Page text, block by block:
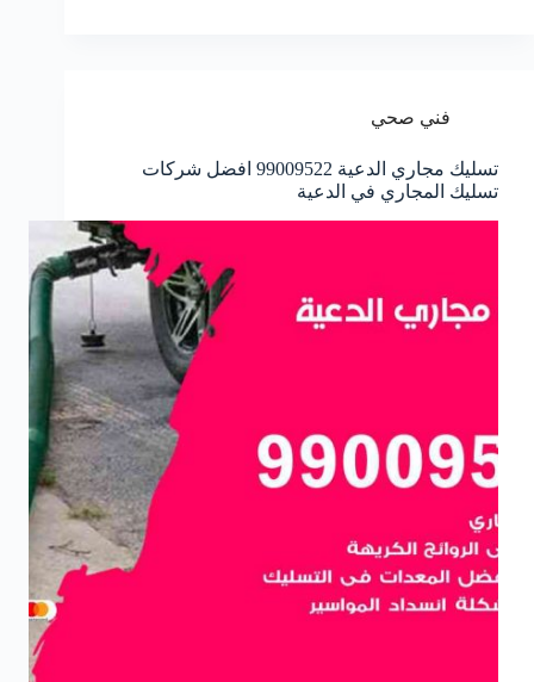
فني صحي
تسليك مجاري الدعية 99009522 افضل شركات
تسليك المجاري في الدعية